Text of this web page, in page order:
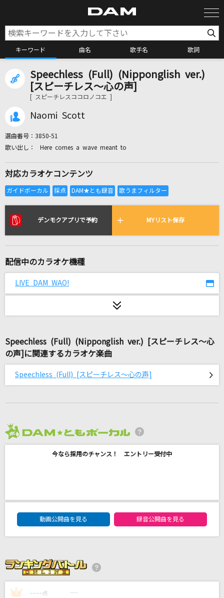
キーワード 曲名 歌手名 歌詞
カラオケ検索
カラオケ店舗検索
カラオケリクエスト
リアルタイムで歌われている曲の一覧
BOW AND ARROW(ビデオクリップバージョン)
繋いだ手から
back number
YUI
コーヒーが飲めません
M!LK
さよーならまたいつか！(ビデオクリップバージ
米津玄師
[生音]星に願いを
[生音]Walking with you
Novelbright
夢見る少女じゃいられない
相川七瀬
Speechless (Full) (Nipponglish ver.)
[スピーチレス～心の声]
[ スピーチレスココロノコエ ]
Naomi Scott
選曲番号： 3850-51
Here comes a wave meant to
対応カラオケコンテンツ
デンモクアプリで予約 MYリスト保存
配信中のカラオケ機種
LIVE DAM WAO!
Speechless (Full) (Nipponglish ver.) [スピーチレス～心
の声]に関連するカラオケ楽曲
Speechless (Full) [スピーチレス～心の声]
今なら採用のチャンス！ エントリー受付中
DAM★ともボーカルエントリーランキング
動画公開曲を見る
録音公開曲を見る
1 ---- 点 ----